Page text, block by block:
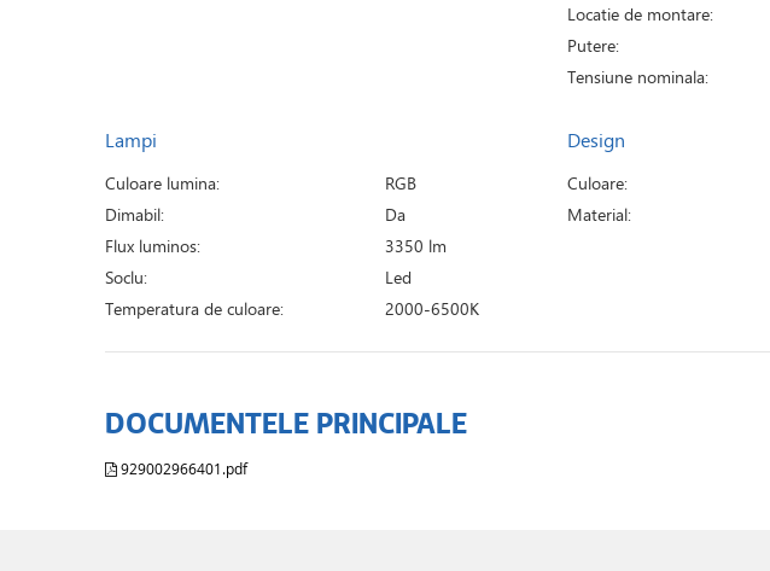
Locatie de montare:
Putere:
Tensiune nominala:
Lampi
Culoare lumina:
RGB
Dimabil:
Da
Flux luminos:
3350 lm
Soclu:
Led
Temperatura de culoare:
2000-6500K
Design
Culoare:
Material:
DOCUMENTELE PRINCIPALE
929002966401.pdf